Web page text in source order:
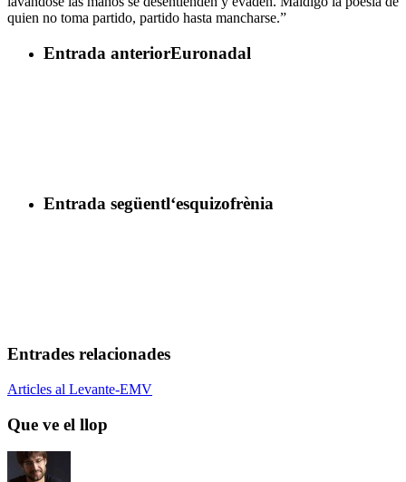
quien no toma partido, partido hasta mancharse.”
Entrada anteriorEuronadal
Entrada següentl‘esquizofrènia
Entrades relacionades
Articles al Levante-EMVQue
Que ve el llop